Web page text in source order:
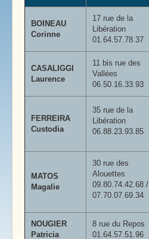
BOINEAU
Corinne
17 rue de la
Libération
01.64.57.78.37
CASALIGGI
Laurence
11 bis rue des
Vallées
06.50.16.33.93
FERREIRA
Custodia
35 rue de la
Libération
06.88.23.93.85
MATOS
Magalie
30 rue des
Alouettes
09.80.74.42.68 /
07.70.07.69.34
NOUGIER
Patricia
8 rue du Repos
01.64.57.51.96